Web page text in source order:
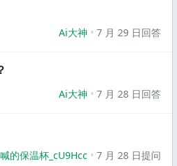
Ai大神 7 月 29 日回答
Ai大神 7 月 28 日回答
的保温杯_cU9Hcc 7 月 28 日提问